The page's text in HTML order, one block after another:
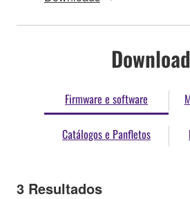
Firmware e software
Catálogos e Panfletos
3 Resultados